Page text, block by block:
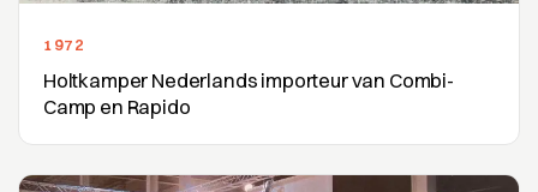
1972
Holtkamper Nederlands importeur van Combi-
Camp en Rapido